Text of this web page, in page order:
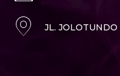
JL. JOLOTUNDO